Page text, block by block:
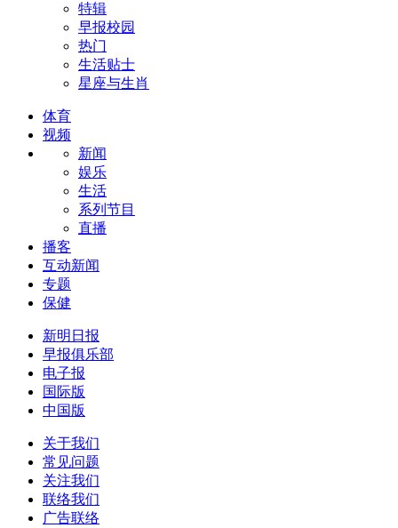
特辑
早报校园
热门
生活贴士
星座与生肖
体育
视频
新闻
娱乐
生活
系列节目
直播
播客
互动新闻
专题
保健
新明日报
早报俱乐部
电子报
国际版
中国版
关于我们
常见问题
关注我们
联络我们
广告联络